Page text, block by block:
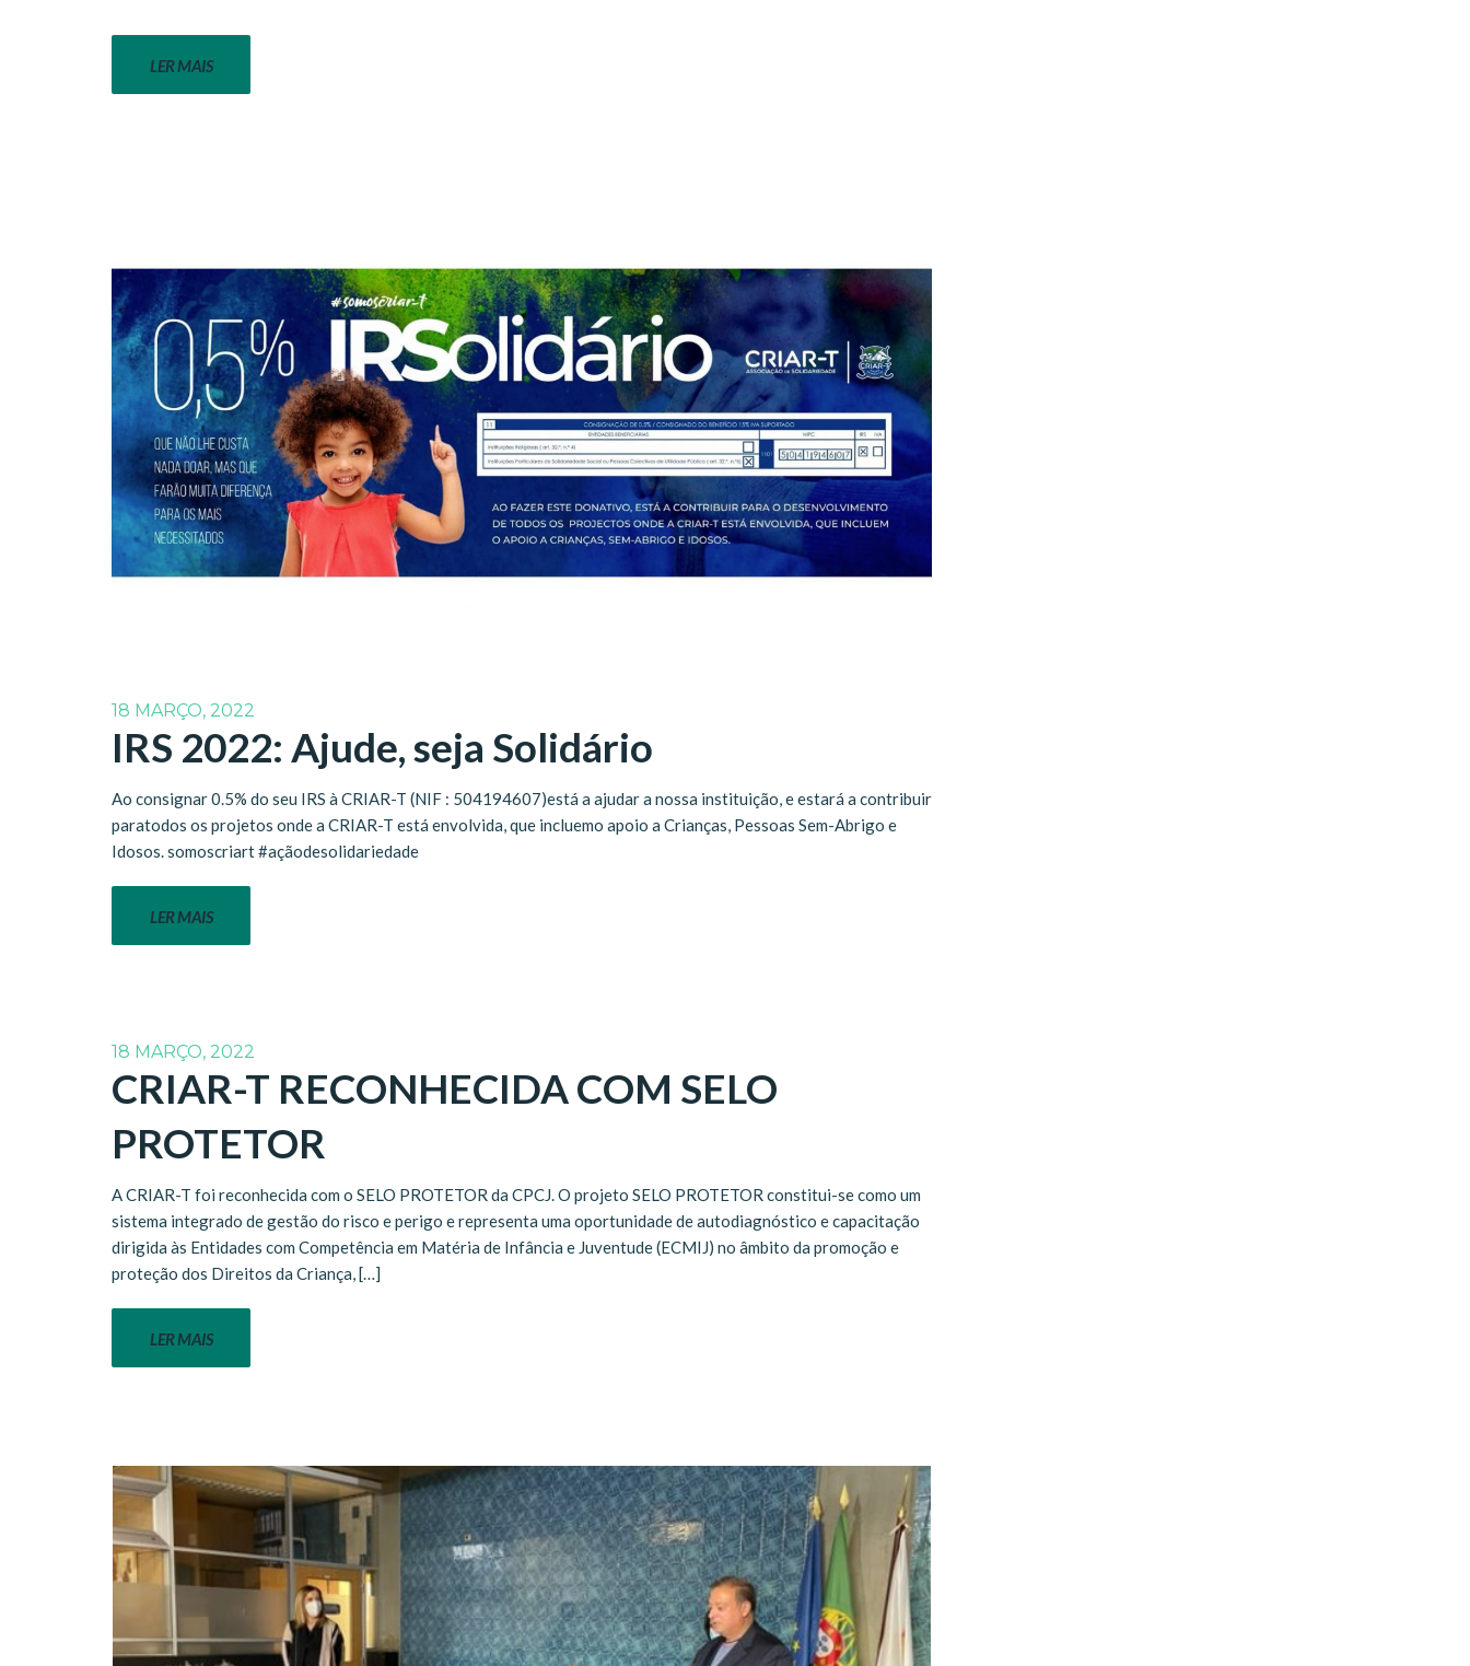
LER MAIS
18 MARÇO, 2022
IRS 2022: Ajude, seja Solidário
Ao consignar 0.5% do seu IRS à CRIAR-T (NIF : 504194607)está a ajudar a nossa instituição, e estará a contribuir
paratodos os projetos onde a CRIAR-T está envolvida, que incluemo apoio a Crianças, Pessoas Sem-Abrigo e
Idosos. somoscriart #açãodesolidariedade
LER MAIS
18 MARÇO, 2022
CRIAR-T RECONHECIDA COM SELO
PROTETOR
A CRIAR-T foi reconhecida com o SELO PROTETOR da CPCJ. O projeto SELO PROTETOR constitui-se como um
sistema integrado de gestão do risco e perigo e representa uma oportunidade de autodiagnóstico e capacitação
dirigida às Entidades com Competência em Matéria de Infância e Juventude (ECMIJ) no âmbito da promoção e
proteção dos Direitos da Criança, […]
LER MAIS